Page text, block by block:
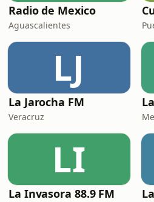
Radio de Mexico
Aguascalientes
LJ
La Jarocha FM
Veracruz
LI
La Invasora 88.9 FM